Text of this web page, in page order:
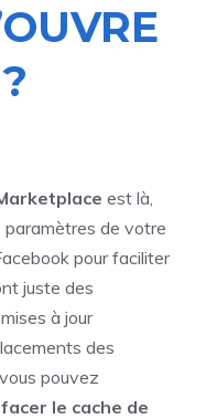
est là,
paramètres de votre
pour faciliter
juste des
à jour
des
pouvez
le cache de